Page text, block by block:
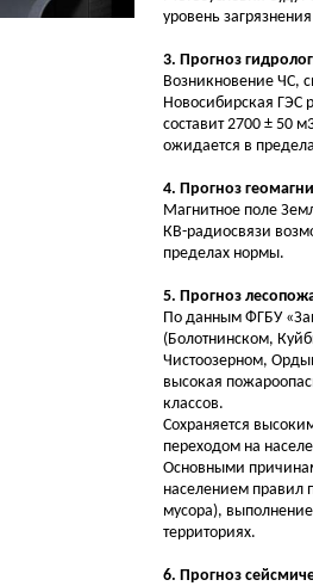
уровень
3. Прогноз
Возникновение ЧС,
Новосибирская ГЭС
составит 2700 ± 50
ожидается в
4. Прогноз
Магнитное поле
КВ-радиосвязи
пределах нормы.
5. Прогноз
По данным ФГБУ
(Болотнинском,
Чистоозерном,
высокая
классов.
Сохраняется
переходом на
Основными
населением правил
мусора),
территориях.
6. Прогноз